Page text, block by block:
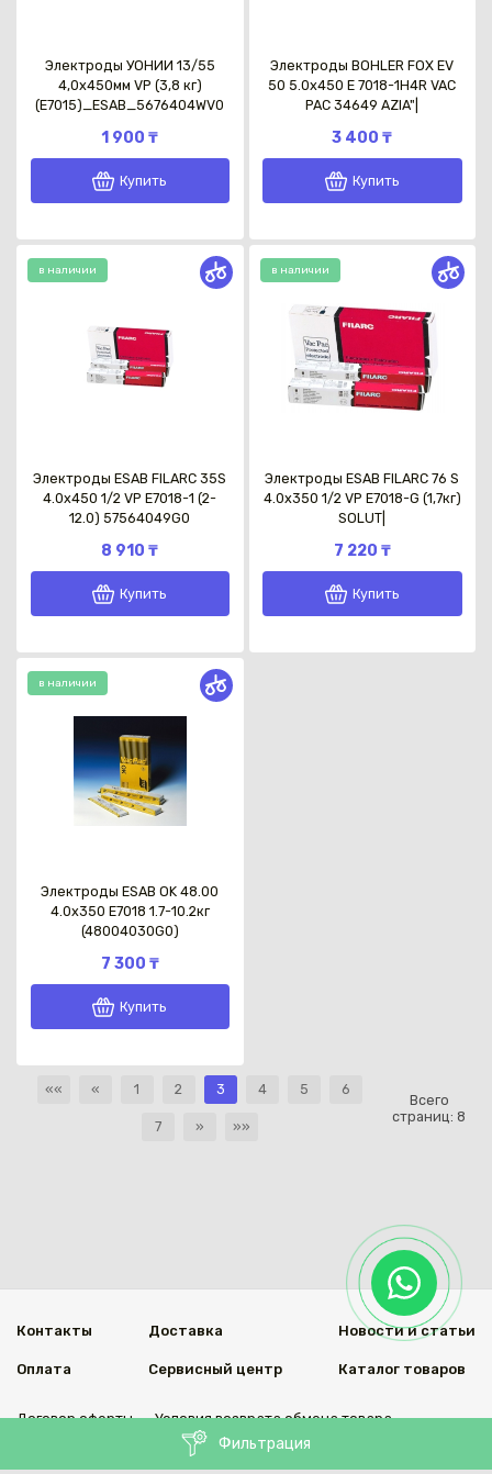
Фильтрация
Электроды УОНИИ 13/55
4,0х450мм VP (3,8 кг)
(Е7015)_ESAB_5676404WV0
1 900 ₸
Купить
Электроды BOHLER FOX EV
50 5.0x450 Е 7018-1Н4R VAC
PAC 34649 AZIA"|
3 400 ₸
Купить
в наличии
Электроды ESAB FILARC 35S
4.0x450 1/2 VP E7018-1 (2-
12.0) 57564049G0
8 910 ₸
Купить
в наличии
Электроды ESAB FILARC 76 S
4.0x350 1/2 VP E7018-G (1,7кг)
SOLUT|
7 220 ₸
Купить
в наличии
Электроды ESAB OK 48.00
4.0x350 E7018 1.7-10.2кг
(48004030G0)
7 300 ₸
Купить
Всего
страниц: 8
«« « 1 2 3 4 5 6
7 » »»
Контакты
Оплата
Доставка
Сервисный центр
Новости и статьи
Каталог товаров
Договор оферты Условия возврата обмена товара